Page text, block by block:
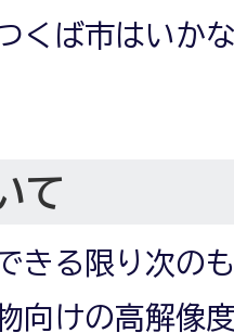
くば市はいか
て
きる限り次の
向けの高解像